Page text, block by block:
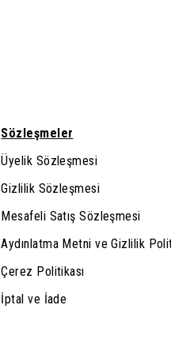
Sözleşmeler
Üyelik Sözleşmesi
Gizlilik Sözleşmesi
Mesafeli Satış Sözleşmesi
Aydınlatma Metni ve Gizlilik
Çerez Politikası
İptal ve İade